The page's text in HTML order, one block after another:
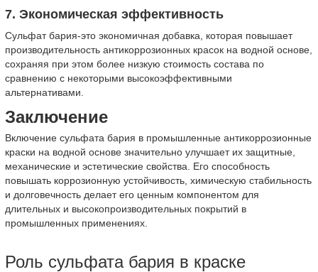
7. Экономическая эффективность
Сульфат бария-это экономичная добавка, которая повышает
производительность антикоррозионных красок на водной основе,
сохраняя при этом более низкую стоимость состава по
сравнению с некоторыми высокоэффективными
альтернативами.
Заключение
Включение сульфата бария в промышленные антикоррозионные
краски на водной основе значительно улучшает их защитные,
механические и эстетические свойства. Его способность
повышать коррозионную устойчивость, химическую стабильность
и долговечность делает его ценным компонентом для
длительных и высокопроизводительных покрытий в
промышленных применениях.
Роль сульфата бария в краске